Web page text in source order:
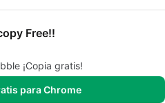
Free!!
¡Copia gratis!
para Chrome